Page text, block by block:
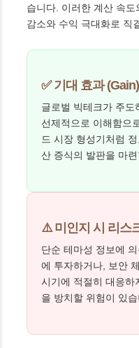
습니다. 이러한 계산 속
감소와 수익 극대화로 직
✅ 기대 효과 (Gain)
글로벌 빅테크가 주도
선제적으로 이해함으
드 시장 형성기처럼
산 증식의 발판을 마
⚠️ 미인지 시 리스
단순 테마성 정보에
에 투자하거나, 보안
시기에 적절히 대응하
을 방치할 위험이 있습